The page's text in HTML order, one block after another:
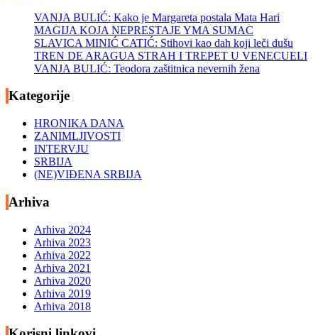
VANJA BULIĆ: Kako je Margareta postala Mata Hari
MAGIJA KOJA NEPRESTAJE YMA SUMAC
SLAVICA MINIĆ CATIĆ: Stihovi kao dah koji leči dušu
TREN DE ARAGUA STRAH I TREPET U VENECUELI
VANJA BULIĆ: Teodora zaštitnica nevernih žena
Kategorije
HRONIKA DANA
ZANIMLJIVOSTI
INTERVJU
SRBIJA
(NE)VIĐENA SRBIJA
Arhiva
Arhiva 2024
Arhiva 2023
Arhiva 2022
Arhiva 2021
Arhiva 2020
Arhiva 2019
Arhiva 2018